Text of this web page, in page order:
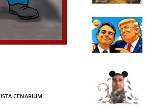
CENARIUM